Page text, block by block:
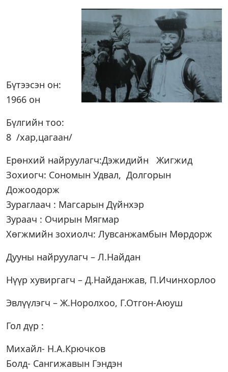
Бүтээсэн он:
1966 он
Бүлгийн тоо:
8 /хар,цагаан/
Ерөнхий найруулагч:Дэжидийн Жигжид
Зохиогч: Сономын Удвал, Долгорын
Дожоодорж
3ураглаач : Магсарын Дүйнхэр
3ураач : Очирын Мягмар
Хөгжмийн зохиолч: Лувсанжамбын Мөрдорж
Дууны найруулагч – Л.Найдан
Нүүр хувиргагч – Д.Найданжав, П.Ичинхорлоо
Эвлүүлэгч – Ж.Норолхоо, Г.Отгон-Аюуш
Гол дүр :
Михайл- Н.А.Крючков
Болд- Сангижавын Гэндэн